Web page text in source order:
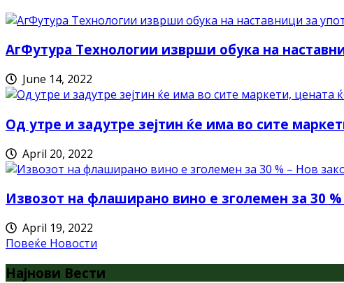
АгФутура Технологии изврши обука на
June 14, 2022
Од утре и задутре зејтин ќе има во сите
April 20, 2022
Извозот на флаширано вино е зголемен за 30
April 19, 2022
Повеќе Новости
Најнови Вести